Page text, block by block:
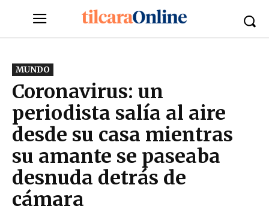
MUNDO
Coronavirus: un
periodista salía al aire
desde su casa mientras
su amante se paseaba
desnuda detrás de
cámara